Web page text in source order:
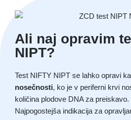
Ali naj opravim
NIPT?
Test NIFTY NIPT se lahko opravi
nosečnosti, ko je v periferni krvi
količina plodove DNA za preiskavo.
Najpogostejša indikacija za